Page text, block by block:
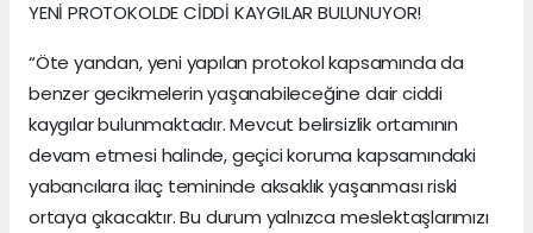
YENİ PROTOKOLDE CİDDİ KAYGILAR BULUNUYOR!
“Öte yandan, yeni yapılan protokol kapsamında da
benzer gecikmelerin yaşanabileceğine dair ciddi
kaygılar bulunmaktadır. Mevcut belirsizlik ortamının
devam etmesi halinde, geçici koruma kapsamındaki
yabancılara ilaç temininde aksaklık yaşanması riski
ortaya çıkacaktır. Bu durum yalnızca meslektaşlarımızı